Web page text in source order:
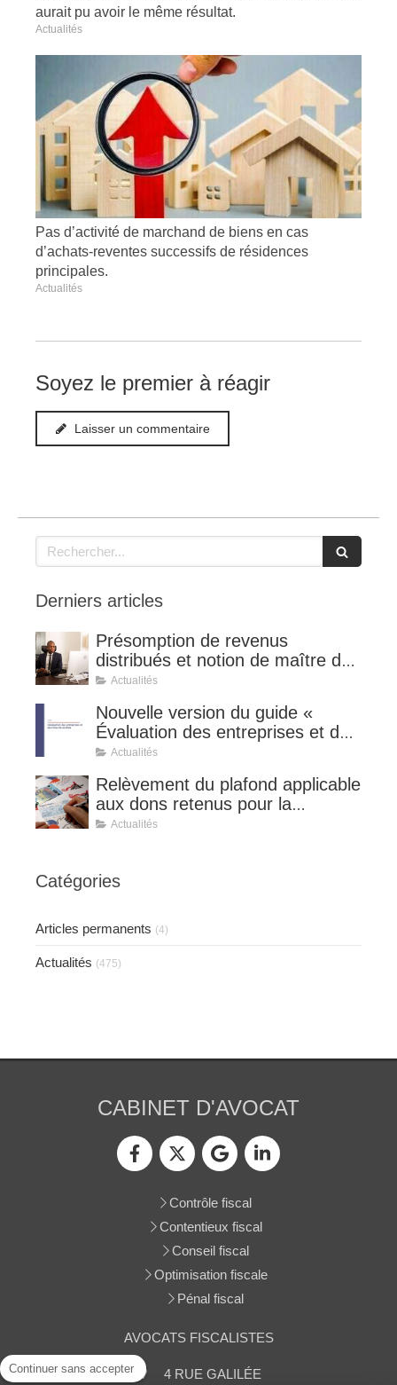
aurait pu avoir le même résultat.
Actualités
Pas d’activité de marchand de biens en cas
d’achats-reventes successifs de résidences
principales.
Actualités
Soyez le premier à réagir
Laisser un commentaire
Rechercher
Derniers articles
Présomption de revenus
distribués et notion de maître de
l'affaire (CE 8 juillet 2026, n°
Actualités
Nouvelle version du guide «
Évaluation des entreprises et des
titres de sociétés ».
Actualités
Relèvement du plafond applicable
aux dons retenus pour la
détermination de la réduction
Actualités
Catégories
Articles permanents (4)
Actualités (475)
CABINET D'AVOCAT
Contrôle fiscal
Contentieux fiscal
Conseil fiscal
Optimisation fiscale
Pénal fiscal
AVOCATS FISCALISTES
4 RUE GALILÉE
Continuer sans accepter